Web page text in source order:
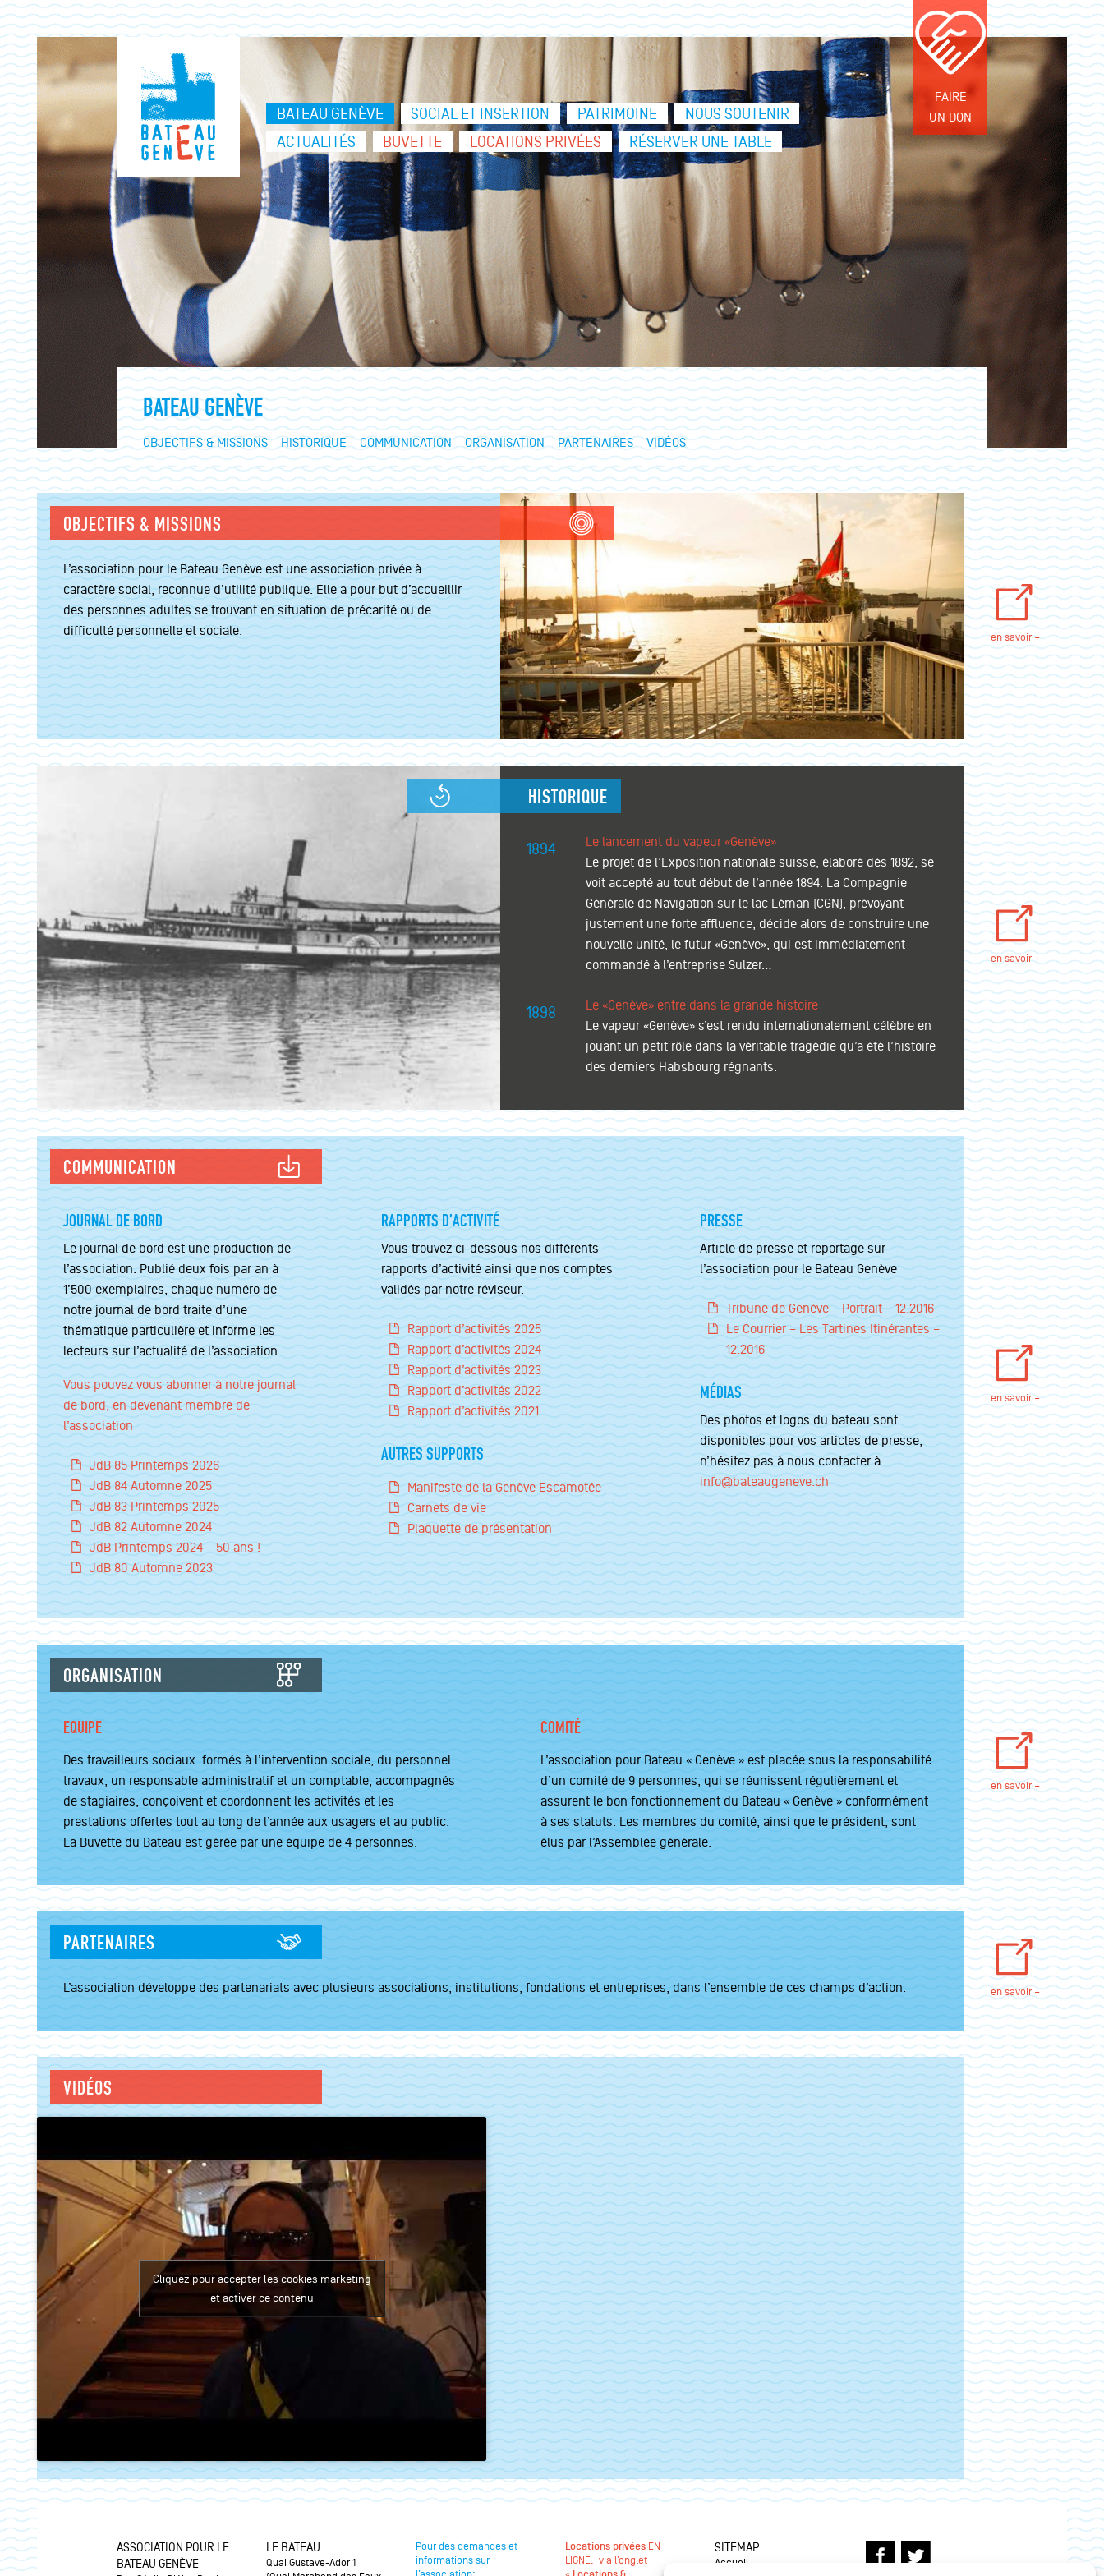
BATEAU GENÈVE SOCIAL ET INSERTION PATRIMOINE
NOUS SOUTENIR
ACTUALITÉS
BUVETTE LOCATIONS PRIVÉES RÉSERVER UNE TABLE
FAIRE
UN DON
BATEAU GENÈVE
OBJECTIFS & MISSIONS HISTORIQUE COMMUNICATION ORGANISATION PARTENAIRES VIDÉOS
OBJECTIFS & MISSIONS
L’association pour le Bateau Genève est une association privée à
caractère social, reconnue d’utilité publique. Elle a pour but d’accueillir
des personnes adultes se trouvant en situation de précarité ou de
difficulté personnelle et sociale.
en savoir +
HISTORIQUE
1894
Le lancement du vapeur «Genève»
Le projet de l’Exposition nationale suisse, élaboré dès 1892, se
voit accepté au tout début de l’année 1894. La Compagnie
Générale de Navigation sur le lac Léman (CGN), prévoyant
justement une forte affluence, décide alors de construire une
nouvelle unité, le futur «Genève», qui est immédiatement
commandé à l’entreprise Sulzer…
1898
Le «Genève» entre dans la grande histoire
Le vapeur «Genève» s’est rendu internationalement célèbre en
jouant un petit rôle dans la véritable tragédie qu’a été l’histoire
des derniers Habsbourg régnants.
en savoir +
COMMUNICATION
JOURNAL DE BORD
Le journal de bord est une production de
l’association. Publié deux fois par an à
1’500 exemplaires, chaque numéro de
notre journal de bord traite d’une
thématique particulière et informe les
lecteurs sur l’actualité de l’association.
Vous pouvez vous abonner à notre journal
de bord, en devenant membre de
l’association
JdB 85 Printemps 2026
JdB 84 Automne 2025
JdB 83 Printemps 2025
JdB 82 Automne 2024
JdB Printemps 2024 – 50 ans !
JdB 80 Automne 2023
RAPPORTS D’ACTIVITÉ
Vous trouvez ci-dessous nos différents
rapports d’activité ainsi que nos comptes
validés par notre réviseur.
Rapport d’activités 2025
Rapport d’activités 2024
Rapport d’activités 2023
Rapport d’activités 2022
Rapport d’activités 2021
AUTRES SUPPORTS
Manifeste de la Genève Escamotée
Carnets de vie
Plaquette de présentation
PRESSE
Article de presse et reportage sur
l’association pour le Bateau Genève
Tribune de Genève – Portrait – 12.2016
Le Courrier – Les Tartines Itinérantes –
12.2016
MÉDIAS
Des photos et logos du bateau sont
disponibles pour vos articles de presse,
n’hésitez pas à nous contacter à
info@bateaugeneve.ch
en savoir +
ORGANISATION
EQUIPE
Des travailleurs sociaux formés à l’intervention sociale, du personnel
travaux, un responsable administratif et un comptable, accompagnés
de stagiaires, conçoivent et coordonnent les activités et les
prestations offertes tout au long de l’année aux usagers et au public.
La Buvette du Bateau est gérée par une équipe de 4 personnes.
COMITÉ
L’association pour Bateau « Genève » est placée sous la responsabilité
d’un comité de 9 personnes, qui se réunissent régulièrement et
assurent le bon fonctionnement du Bateau « Genève » conformément
à ses statuts. Les membres du comité, ainsi que le président, sont
élus par l’Assemblée générale.
en savoir +
PARTENAIRES
L’association développe des partenariats avec plusieurs associations, institutions, fondations et entreprises, dans l’ensemble de ces champs d’action. en savoir +
VIDÉOS
Cliquez pour accepter les cookies marketing
et activer ce contenu
ASSOCIATION POUR LE
BATEAU GENÈVE
LE BATEAU
Quai Gustave-Ador 1
Pour des demandes et
informations sur
Locations privées EN
LIGNE, via l’onglet
SITEMAP
Accueil
TWITTER